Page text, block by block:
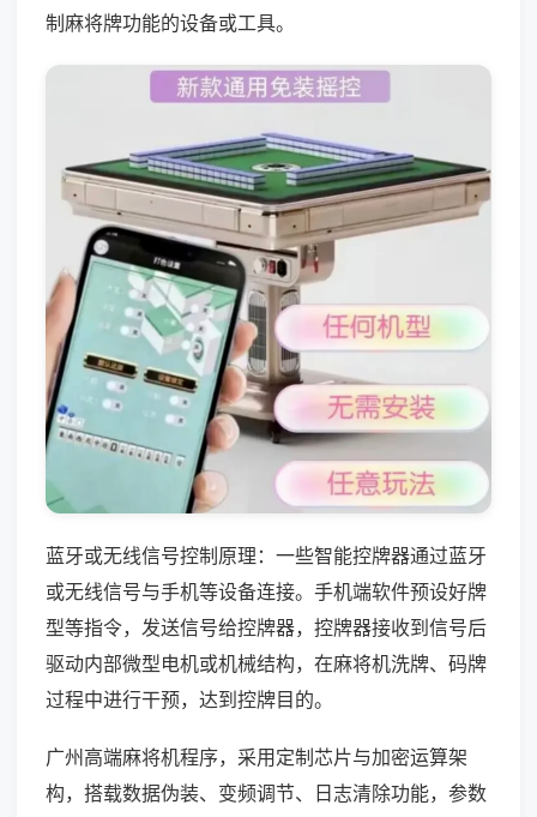
制麻将牌功能的设备或工具。
蓝牙或无线信号控制原理：一些智能控牌器通过蓝牙
或无线信号与手机等设备连接。手机端软件预设好牌
型等指令，发送信号给控牌器，控牌器接收到信号后
驱动内部微型电机或机械结构，在麻将机洗牌、码牌
过程中进行干预，达到控牌目的。
广州高端麻将机程序，采用定制芯片与加密运算架
构，搭载数据伪装、变频调节、日志清除功能，参数